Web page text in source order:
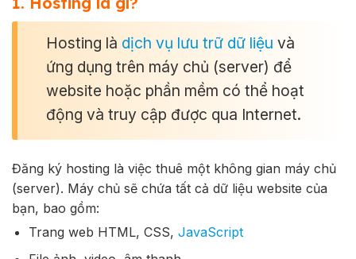
Hosting là dịch vụ lưu trữ dữ liệu và
ứng dụng trên máy chủ (server) để
website hoặc phần mềm có thể hoạt
động và truy cập được qua Internet.
Đăng ký hosting là việc thuê một không gian máy chủ
(server). Máy chủ sẽ chứa tất cả dữ liệu website của
bạn, bao gồm:
Trang web HTML, CSS, JavaScript